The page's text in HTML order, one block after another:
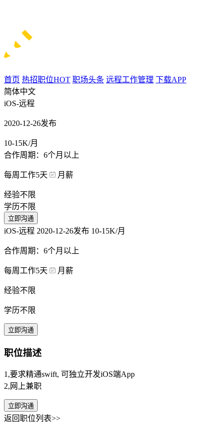
首页 热招职位HOT 职场头条 远程工作管理 下载APP
简体中文
iOS-远程
2020-12-26发布
10-15K/月
合作周期：6个月以上
每周工作5天 月薪
经验不限
学历不限
立即沟通
iOS-远程 2020-12-26发布 10-15K/月
合作周期：6个月以上
每周工作5天 月薪
经验不限
学历不限
立即沟通
职位描述
1,要求精通swift, 可独立开发iOS端App
2,网上兼职
立即沟通
返回职位列表>>